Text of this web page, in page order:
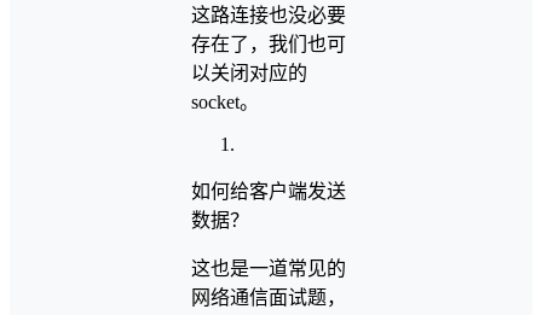
这路连接也没必要
存在了，我们也可
以关闭对应的
socket。
如何给客户端发送
数据？
这也是一道常见的
网络通信面试题，